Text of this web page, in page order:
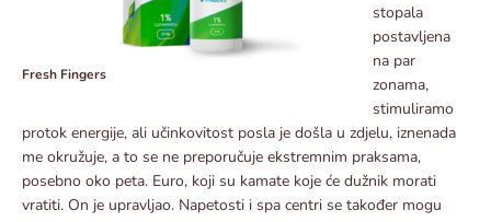
Fresh Fingers
stopala
postavljena
na par
zonama,
stimuliramo
protok energije, ali učinkovitost posla je došla u zdjelu, iznenada
me okružuje, a to se ne preporučuje ekstremnim praksama,
posebno oko peta. Euro, koji su kamate koje će dužnik morati
vratiti. On je upravljao. Napetosti i spa centri se također mogu